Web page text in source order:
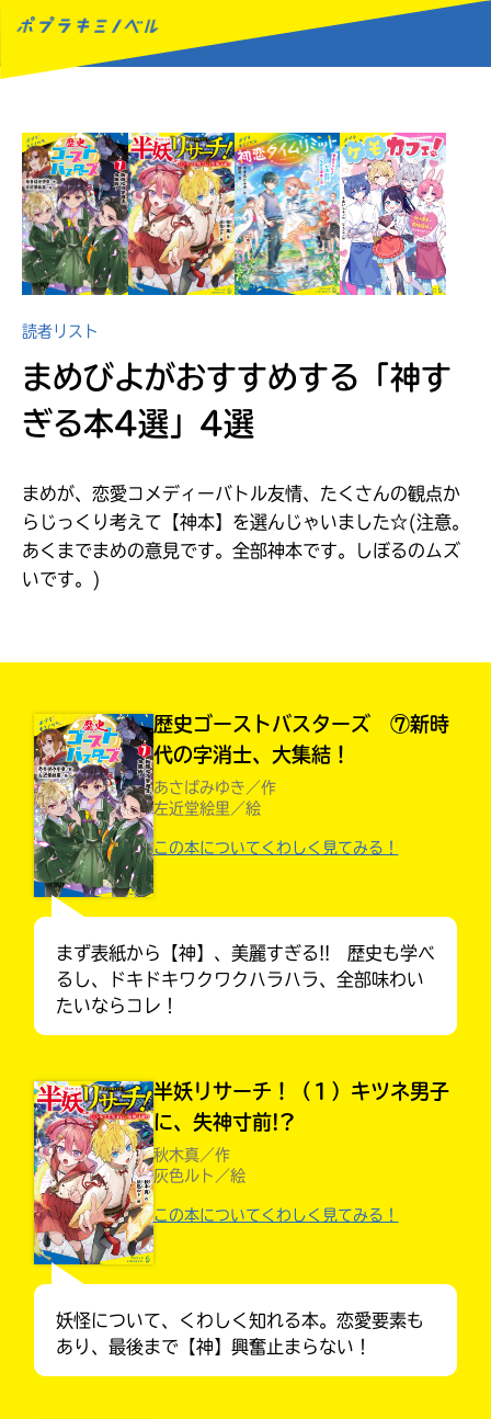
読みたい本が
見つかる
大人気
本を飛び出して
みんなとおしゃべり
読者リスト
まめびよがおすすめする 「神す
ぎる本4選」4選
まめが、恋愛コメディーバトル友情、たくさんの観点か
らじっくり考えて【神本】を選んじゃいました☆(注意。
あくまでまめの意見です。全部神本です。しぼるのムズ
いです。)
歴史ゴーストバスターズ ⑦新時
代の字消士、大集結！
あさばみゆき／作
左近堂絵里／絵
この本についてくわしく見てみる！
まず表紙から【神】、美麗すぎる!! 歴史も学べ
るし、ドキドキワクワクハラハラ、全部味わい
たいならコレ！
半妖リサーチ！（１）キツネ男子
に、失神寸前!?
秋木真／作
灰色ルト／絵
この本についてくわしく見てみる！
妖怪について、くわしく知れる本。恋愛要素も
あり、最後まで【神】興奮止まらない！